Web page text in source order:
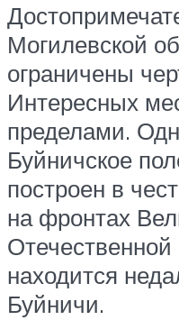
Могилевской
ограничены
Интересных
пределами.
Буйничское
построен в
на фронтах
находится
Буйничи.